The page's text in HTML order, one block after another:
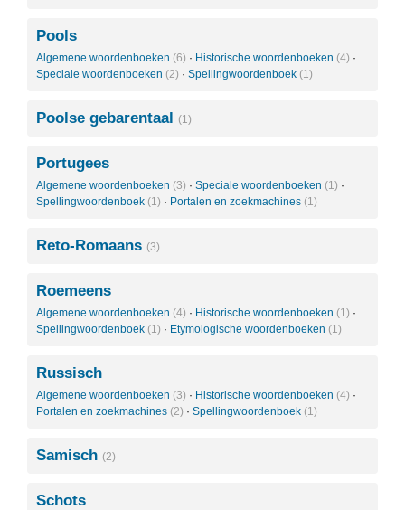
Pools
Algemene woordenboeken (6) · Historische woordenboeken (4) ·
Speciale woordenboeken (2) · Spellingwoordenboek (1)
Poolse gebarentaal (1)
Portugees
Algemene woordenboeken (3) · Speciale woordenboeken (1) ·
Spellingwoordenboek (1) · Portalen en zoekmachines (1)
Reto-Romaans (3)
Roemeens
Algemene woordenboeken (4) · Historische woordenboeken (1) ·
Spellingwoordenboek (1) · Etymologische woordenboeken (1)
Russisch
Algemene woordenboeken (3) · Historische woordenboeken (4) ·
Portalen en zoekmachines (2) · Spellingwoordenboek (1)
Samisch (2)
Schots